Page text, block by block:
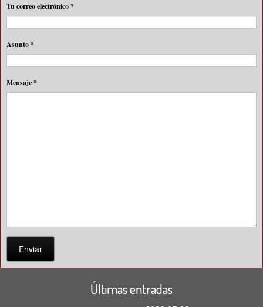
Tu correo electrónico*
Asunto*
Mensaje*
Enviar
Últimas entradas